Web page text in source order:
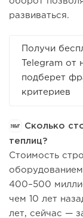
развиваться.
Получи
Telegram
подберет
критериев
Сколько
теплиц?
Стоимость
400–500
чем 10 лет
лет, сейчас —